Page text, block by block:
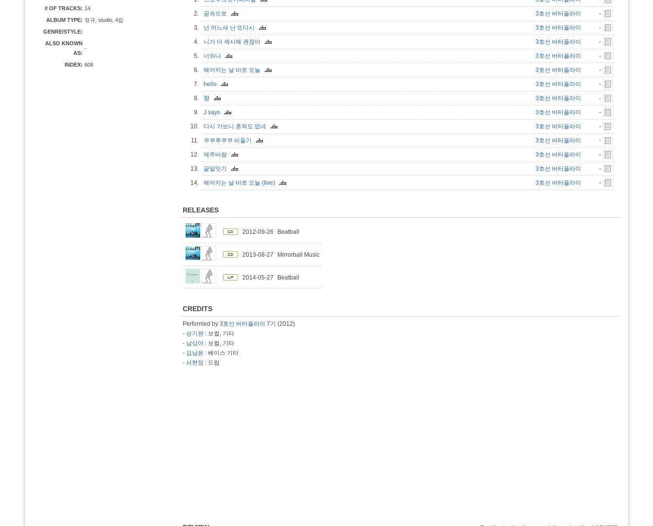
# OF TRACKS: 14
ALBUM TYPE: 정규, studio, 4집
GENRE/STYLE:
ALSO KNOWN
AS:
-
INDEX: 608
2. 꿈속으로 3호선 버터플라이 -
3. 넌 어느새 난 또다시 3호선 버터플라이 -
4. 니가 더 섹시해 괜찮아 3호선 버터플라이 -
5. 너와나 3호선 버터플라이 -
6. 헤어지는 날 바로 오늘 3호선 버터플라이 -
7. hello 3호선 버터플라이 -
8. 향 3호선 버터플라이 -
9. J says 3호선 버터플라이 -
10. 다시 가보니 흔적도 없네 3호선 버터플라이 -
11. 쿠쿠루쿠쿠 비둘기 3호선 버터플라이 -
12. 제주바람 3호선 버터플라이 -
13. 끝말잇기 3호선 버터플라이 -
14. 헤어지는 날 바로 오늘 (live) 3호선 버터플라이 -
RELEASES
2012-09-26 Beatball
2013-08-27 Mirrorball Music
2014-05-27 Beatball
CREDITS
Performed by 3호선 버터플라이 7기 (2012)
- 성기완 : 보컬, 기타
- 남상아 : 보컬, 기타
- 김남윤 : 베이스 기타
- 서현정 : 드럼